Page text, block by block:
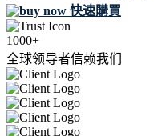
快速購買
1000+
全球领导者信赖我们